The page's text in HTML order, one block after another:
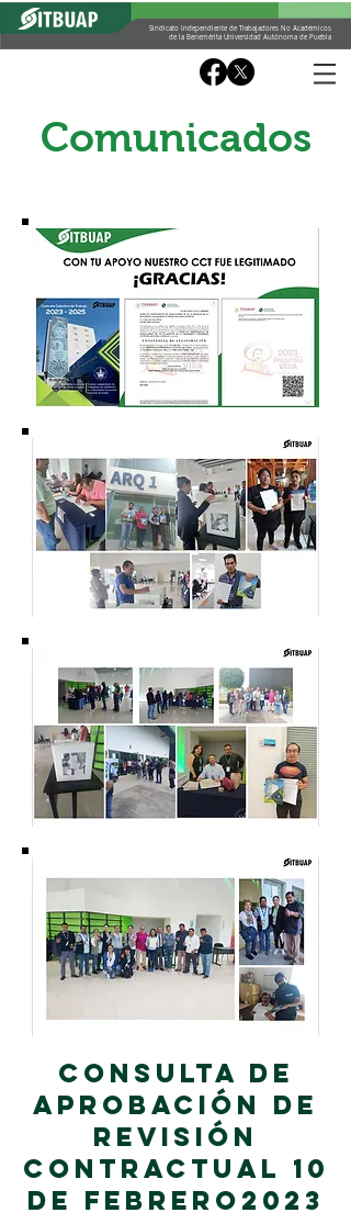
Sindicato Independiente de Trabajadores No Académicos
de la Benemérita Universidad Autónoma de Puebla
Comunicados
CONSULTA DE
APROBACIÓN DE
REVISIÓN
CONTRACTUAL 10
DE FEBRERO2023